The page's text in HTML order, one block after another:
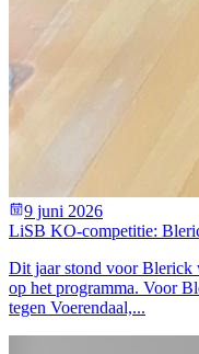
9 juni 2026
LiSB KO-competitie:
Dit jaar stond voor Blerick
op het programma. Voor
tegen Voerendaal,...